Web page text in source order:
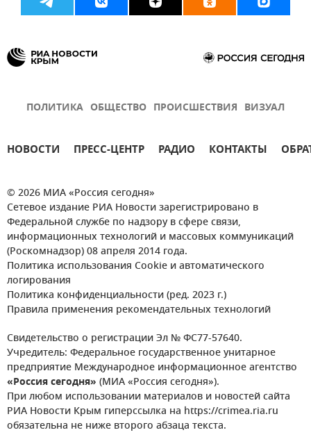
ПОЛИТИКА ОБЩЕСТВО ПРОИСШЕСТВИЯ ВИЗУАЛ
НОВОСТИ ПРЕСС-ЦЕНТР РАДИО КОНТАКТЫ
© 2026 МИА «Россия сегодня»
Сетевое издание РИА Новости зарегистрировано в
Федеральной службе по надзору в сфере связи,
информационных технологий и массовых коммуникаций
(Роскомнадзор) 08 апреля 2014 года.
Политика использования Cookie и автоматического
логирования
Политика конфиденциальности (ред. 2023 г.)
Правила применения рекомендательных технологий
Свидетельство о регистрации Эл № ФС77-57640.
Учредитель: Федеральное государственное унитарное
предприятие Международное информационное агентство
«Россия сегодня» (МИА «Россия сегодня»).
При любом использовании материалов и новостей сайта
РИА Новости Крым гиперссылка на https://crimea.ria.ru
обязательна не ниже второго абзаца текста.